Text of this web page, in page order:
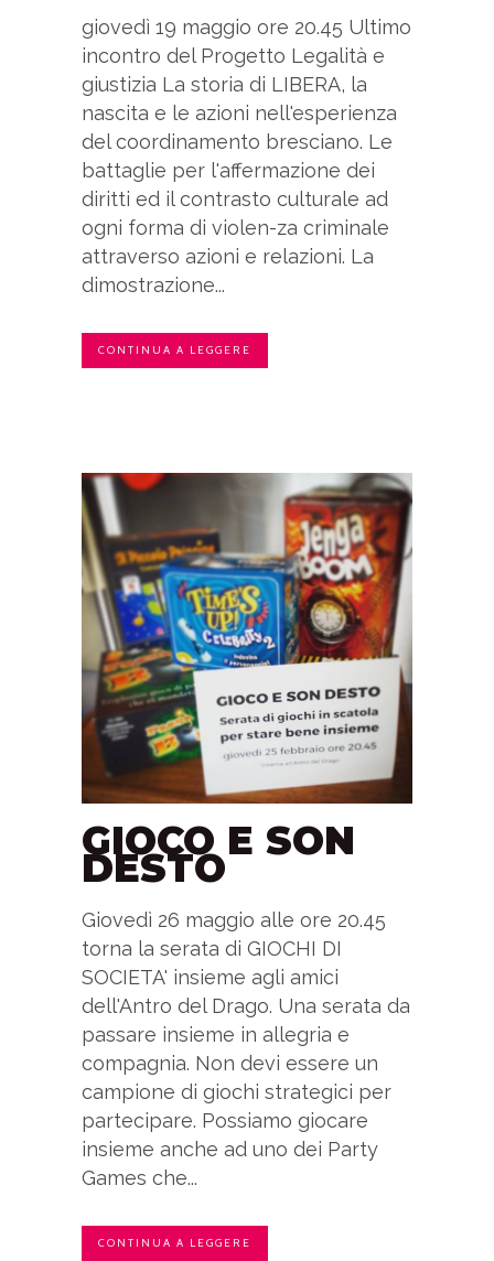
giovedì 19 maggio ore 20.45 Ultimo
incontro del Progetto Legalità e
giustizia La storia di LIBERA, la
nascita e le azioni nell'esperienza
del coordinamento bresciano. Le
battaglie per l'affermazione dei
diritti ed il contrasto culturale ad
ogni forma di violen-za criminale
attraverso azioni e relazioni. La
dimostrazione...
CONTINUA A LEGGERE
GIOCO E SON
DESTO
Giovedì 26 maggio alle ore 20.45
torna la serata di GIOCHI DI
SOCIETA' insieme agli amici
dell'Antro del Drago. Una serata da
passare insieme in allegria e
compagnia. Non devi essere un
campione di giochi strategici per
partecipare. Possiamo giocare
insieme anche ad uno dei Party
Games che...
CONTINUA A LEGGERE